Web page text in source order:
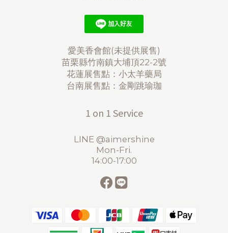
愛美香會館(未提供展售)
苗栗縣竹南鎮大埔頂22-2號
花蓮展售點：小太羊藥局
台南展售點：金剛跳瑜珈
1 on 1 Service
LINE @aimershine
Mon-Fri.
14:00-17:00